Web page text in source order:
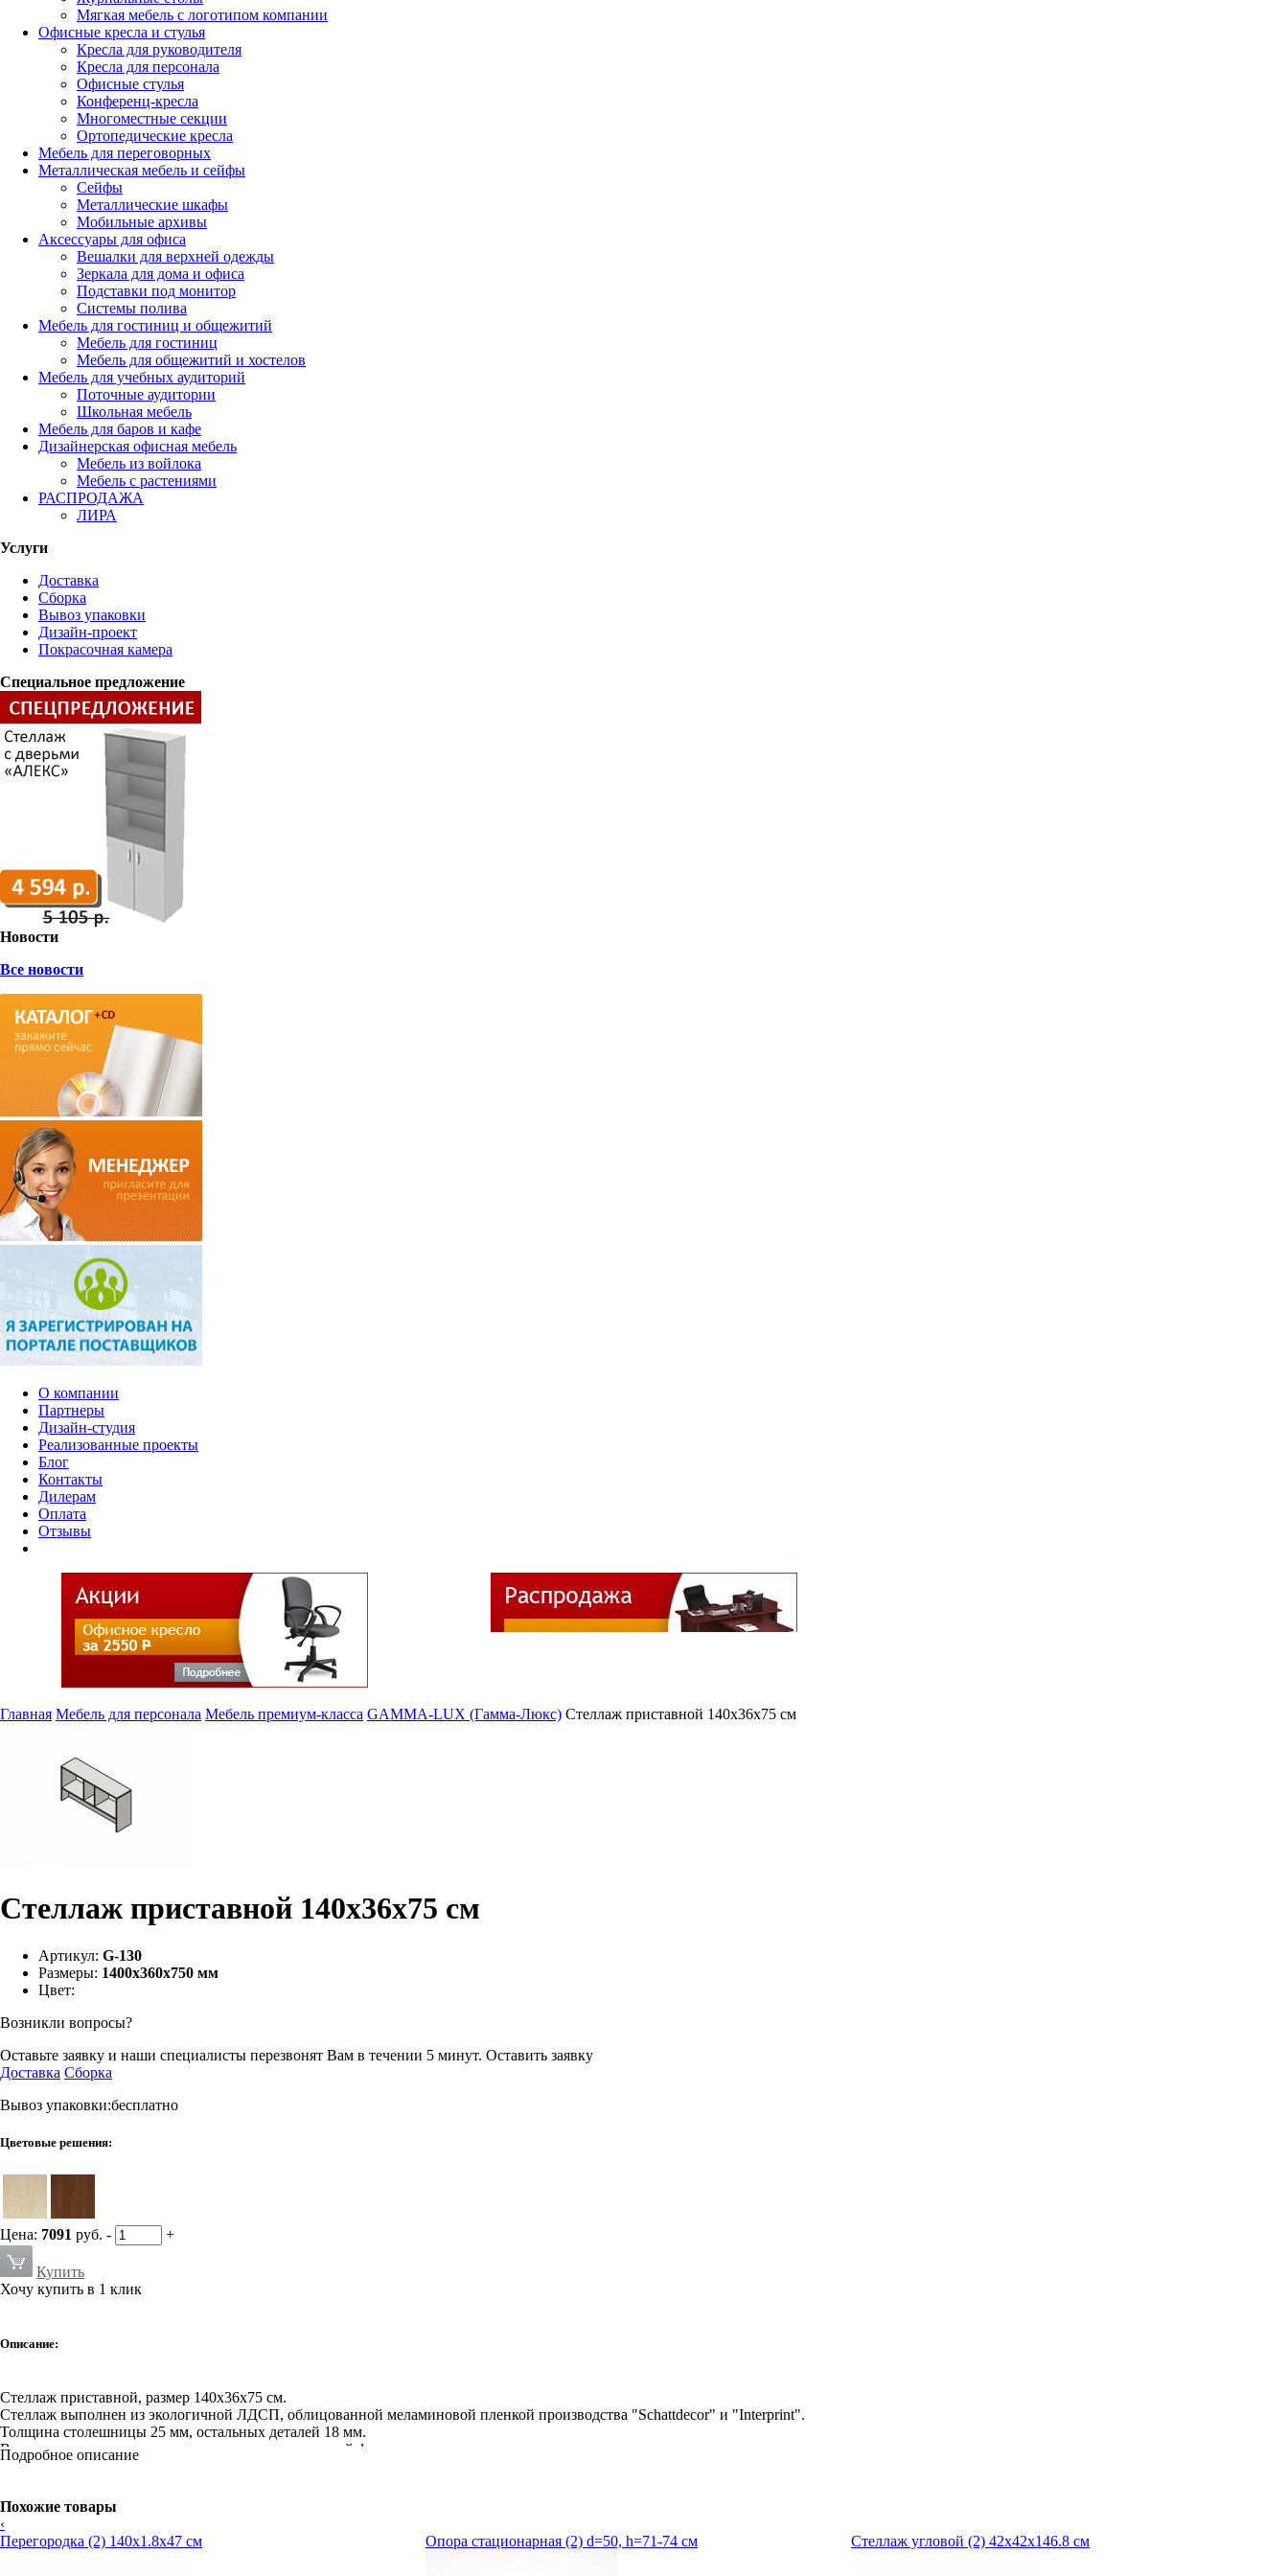
Мягкая мебель с логотипом компании
Офисные кресла и стулья
Кресла для руководителя
Кресла для персонала
Офисные стулья
Конференц-кресла
Многоместные секции
Ортопедические кресла
Мебель для переговорных
Металлическая мебель и сейфы
Сейфы
Металлические шкафы
Мобильные архивы
Аксессуары для офиса
Вешалки для верхней одежды
Зеркала для дома и офиса
Подставки под монитор
Системы полива
Мебель для гостиниц и общежитий
Мебель для гостиниц
Мебель для общежитий и хостелов
Мебель для учебных аудиторий
Поточные аудитории
Школьная мебель
Мебель для баров и кафе
Дизайнерская офисная мебель
Мебель из войлока
Мебель с растениями
РАСПРОДАЖА
ЛИРА
Услуги
Доставка
Сборка
Вывоз упаковки
Дизайн-проект
Покрасочная камера
Специальное предложение
Новости
Все новости
О компании
Партнеры
Дизайн-студия
Реализованные проекты
Блог
Контакты
Дилерам
Оплата
Отзывы
Главная Мебель для персонала Мебель премиум-класса GAMMA-LUX (Гамма-Люкс) Стеллаж приставной 140х36х75 см
Стеллаж приставной 140х36х75 см
Артикул: G-130
Размеры: 1400х360х750 мм
Цвет:
Возникли вопросы?
Оставьте заявку и наши специалисты перезвонят Вам в течении 5 минут. Оставить заявку
Доставка Сборка
Вывоз упаковки:бесплатно
Цветовые решения:
Цена: 7091 руб. - +
Купить
Хочу купить в 1 клик
Описание:
Стеллаж приставной, размер 140х36х75 см.
Стеллаж выполнен из экологичной ЛДСП, облицованной меламиновой пленкой производства "Schattdecor" и "Interprint".
Толщина столешницы 25 мм, остальных деталей 18 мм.
В модельном ряду представлены стеллажи различной формы.
Полки в стеллажах переставные, на усиленных эксцентриках.
В стеллажах предусмотрена универсальная навеска дверей.
Подробное описание
Похожие товары
‹
Перегородка (2) 140х1.8х47 см
Опора стационарная (2) d=50, h=71-74 см Стеллаж угловой (2) 42х42х146.8 см